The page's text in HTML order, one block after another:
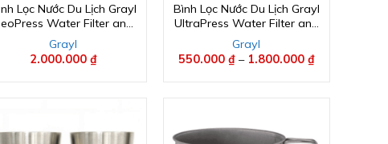
Lọc Nước Du Lịch Grayl
Water Filter and
Purifier Bottle 24 oz
Grayl
2.000.000 ₫
Bình Lọc Nước Du Lịch Grayl
UltraPress Water Filter and
Purifier Bottle 16.9oz
Grayl
550.000 ₫ – 1.800.000 ₫Khoảng